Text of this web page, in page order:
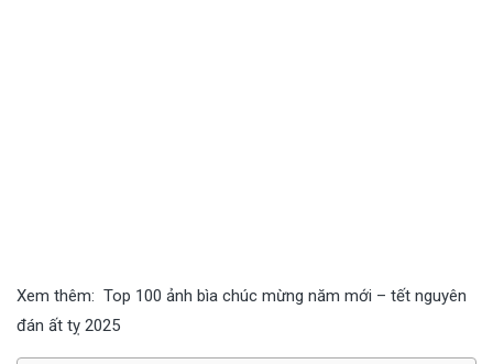
Xem thêm: Top 100 ảnh bìa chúc mừng năm mới – tết nguyên
đán ất tỵ 2025